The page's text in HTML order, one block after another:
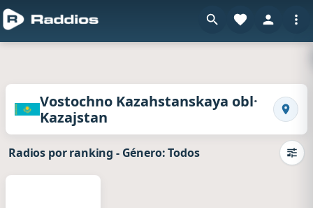
Radios de Vostochno Kazahstanskaya obl ·
Vostochno Kazahstanskaya obl·
Kazajstan
Radios por ranking - Género: Todos